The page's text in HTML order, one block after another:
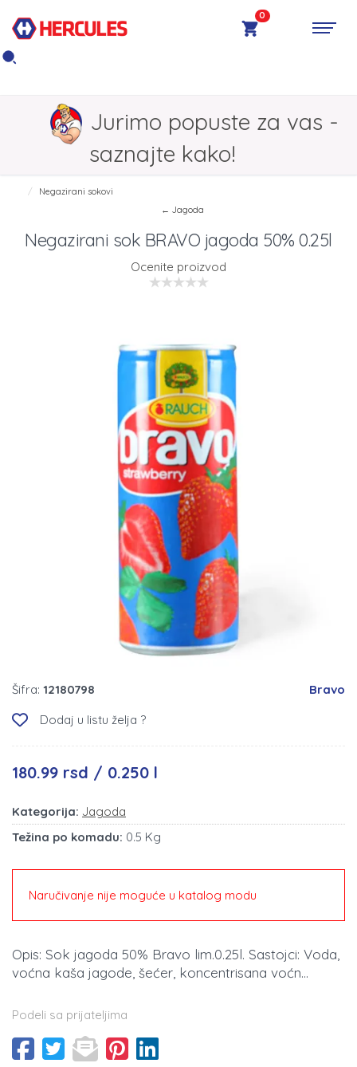
0
Jurimo popuste za vas -
saznajte kako!
Negazirani sokovi
← Jagoda
Negazirani sok BRAVO jagoda 50% 0.25l
Ocenite proizvod
Šifra: 12180798
Dodaj u listu želja ?
Bravo
180.99 rsd / 0.250 l
Kategorija: Jagoda
Težina po komadu: 0.5 Kg
Naručivanje nije moguće u katalog modu
Opis: Sok jagoda 50% Bravo lim.0.25l. Sastojci: Voda,
voćna kaša jagode, šećer, koncentrisana voćn...
Podeli sa prijateljima